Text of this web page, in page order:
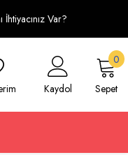
İhtiyacınız Var?
Kaydol Sepet
00